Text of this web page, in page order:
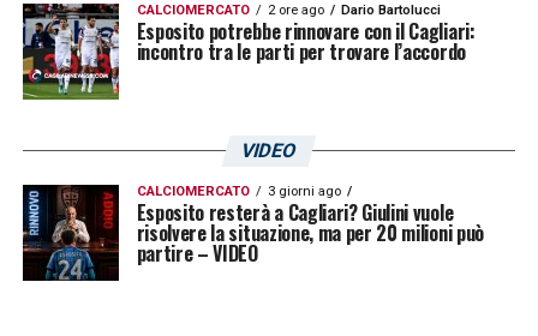
CALCIOMERCATO 2 ore ago Dario Bartolucci
Esposito potrebbe rinnovare con il Cagliari:
incontro tra le parti per trovare l’accordo
VIDEO
CALCIOMERCATO 3 giorni ago
Esposito resterà a Cagliari? Giulini vuole
risolvere la situazione, ma per 20 milioni può
partire – VIDEO